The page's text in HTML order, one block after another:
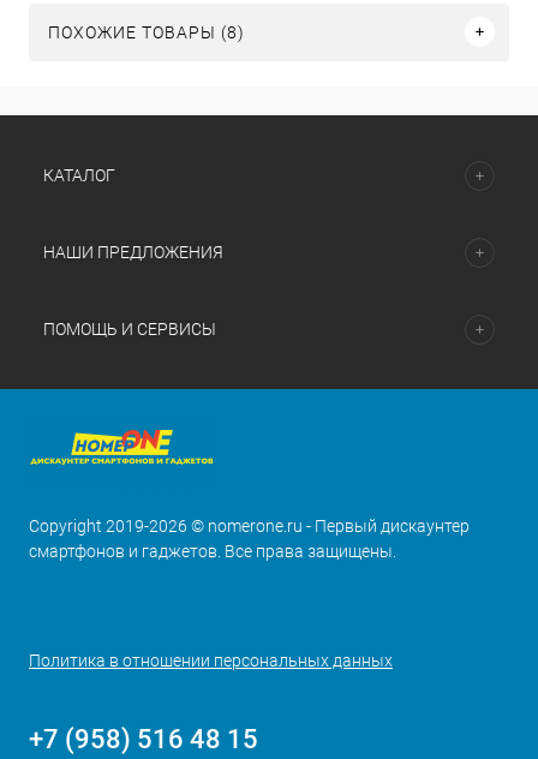
ПОХОЖИЕ ТОВАРЫ (8)
КАТАЛОГ
НАШИ ПРЕДЛОЖЕНИЯ
ПОМОЩЬ И СЕРВИСЫ
Copyright 2019-2026 © nomerone.ru - Первый дискаунтер
смартфонов и гаджетов. Все права защищены.
Политика в отношении персональных данных
+7 (958) 516 48 15